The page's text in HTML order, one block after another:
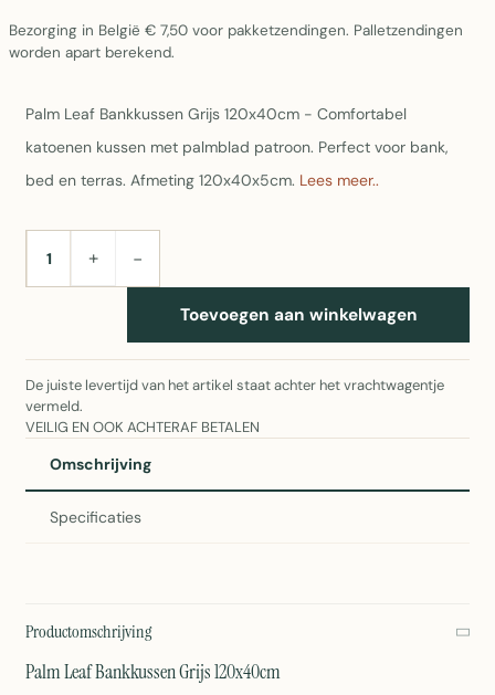
Bezorging in België € 7,50 voor pakketzendingen. Palletzendingen
worden apart berekend.
Palm Leaf Bankkussen Grijs 120x40cm - Comfortabel
katoenen kussen met palmblad patroon. Perfect voor bank,
bed en terras. Afmeting 120x40x5cm. Lees meer..
AANTAL+ −
Toevoegen aan winkelwagen
De juiste levertijd van het artikel staat achter het vrachtwagentje
vermeld.
VEILIG EN OOK ACHTERAF BETALEN
Omschrijving
Specificaties
Productomschrijving
Palm Leaf Bankkussen Grijs 120x40cm